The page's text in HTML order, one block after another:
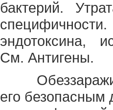
бактерий.
эндотоксина,
См. Антигены.
его безопасным